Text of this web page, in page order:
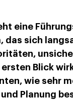
eine
das sich
Blick
wie sehr
und Planung